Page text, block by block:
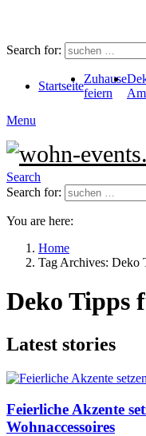
Search for:
Startseite
Zuhause
feiern
Menu
Search
Search for:
You are here:
Home
Tag Archives: Deko
Deko Tipps
Latest stories
Feierliche Akzente
Wohnaccessoires